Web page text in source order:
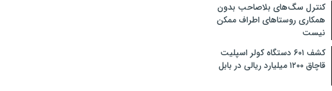
کنترل سگ‌های بلاصاحب بدون
همکاری روستاهای اطراف ممکن
نیست
کشف ۶۰۱ دستگاه کولر اسپلیت
قاچاق ۱۲۰۰ میلیارد ریالی در بابل